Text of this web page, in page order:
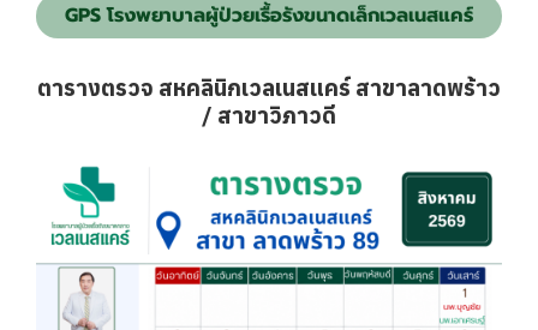
GPS โรงพยาบาลผู้ป่วยเรื้อรังขนาดเล็กเวลเนสแคร์
ตารางตรวจ สหคลินิกเวลเนสแคร์ สาขาลาดพร้าว
/ สาขาวิภาวดี